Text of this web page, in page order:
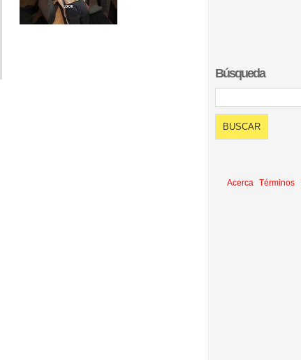
Búsqueda
Acerca Términos